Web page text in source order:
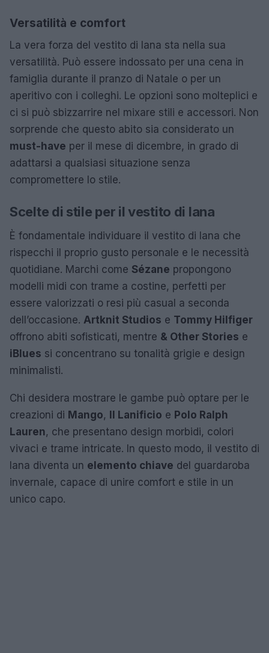
Versatilità e comfort
La vera forza del vestito di lana sta nella sua
versatilità. Può essere indossato per una cena in
famiglia durante il pranzo di Natale o per un
aperitivo con i colleghi. Le opzioni sono molteplici e
ci si può sbizzarrire nel mixare stili e accessori. Non
sorprende che questo abito sia considerato un
must-have per il mese di dicembre, in grado di
adattarsi a qualsiasi situazione senza
compromettere lo stile.
Scelte di stile per il vestito di lana
È fondamentale individuare il vestito di lana che
rispecchi il proprio gusto personale e le necessità
quotidiane. Marchi come Sézane propongono
modelli midi con trame a costine, perfetti per
essere valorizzati o resi più casual a seconda
dell’occasione. Artknit Studios e Tommy Hilfiger
offrono abiti sofisticati, mentre & Other Stories e
iBlues si concentrano su tonalità grigie e design
minimalisti.
Chi desidera mostrare le gambe può optare per le
creazioni di Mango, Il Lanificio e Polo Ralph
Lauren, che presentano design morbidi, colori
vivaci e trame intricate. In questo modo, il vestito di
lana diventa un elemento chiave del guardaroba
invernale, capace di unire comfort e stile in un
unico capo.